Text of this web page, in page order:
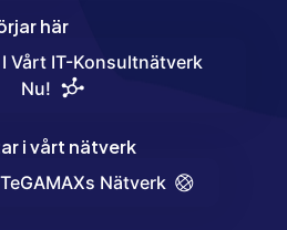
här
I Vårt IT-Konsultnätverk
Nu!
i vårt nätverk
Nätverk